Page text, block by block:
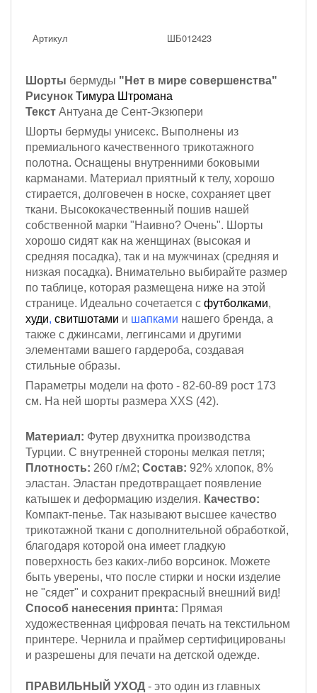
Артикул ШБ012423
Шорты бермуды "Нет в мире совершенства"
Рисунок Тимура Штромана
Текст Антуана де Сент-Экзюпери
Шорты бермуды унисекс. Выполнены из
премиального качественного трикотажного
полотна. Оснащены внутренними боковыми
карманами. Материал приятный к телу, хорошо
стирается, долговечен в носке, сохраняет цвет
ткани. Высококачественный пошив нашей
собственной марки "Наивно? Очень". Шорты
хорошо сидят как на женщинах (высокая и
средняя посадка), так и на мужчинах (средняя и
низкая посадка). Внимательно выбирайте размер
по таблице, которая размещена ниже на этой
странице. Идеально сочетается с футболками,
худи, свитшотами и шапками нашего бренда, а
также с джинсами, леггинсами и другими
элементами вашего гардероба, создавая
стильные образы.
Параметры модели на фото - 82-60-89 рост 173
см. На ней шорты размера XXS (42).
Материал: Футер двухнитка производства
Турции. С внутренней стороны мелкая петля;
Плотность: 260 г/м2; Состав: 92% хлопок, 8%
эластан. Эластан предотвращает появление
катышек и деформацию изделия. Качество:
Компакт-пенье. Так называют высшее качество
трикотажной ткани с дополнительной обработкой,
благодаря которой она имеет гладкую
поверхность без каких-либо ворсинок. Можете
быть уверены, что после стирки и носки изделие
не "сядет" и сохранит прекрасный внешний вид!
Способ нанесения принта: Прямая
художественная цифровая печать на текстильном
принтере. Чернила и праймер сертифицированы
и разрешены для печати на детской одежде.
ПРАВИЛЬНЫЙ УХОД - это один из главных